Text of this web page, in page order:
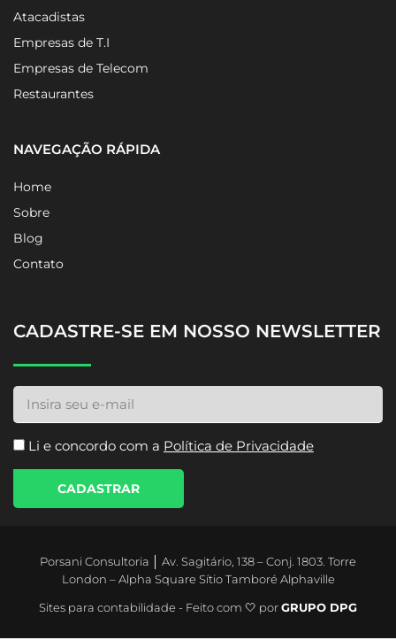
Atacadistas
Empresas de T.I
Empresas de Telecom
Restaurantes
NAVEGAÇÃO RÁPIDA
Home
Sobre
Blog
Contato
CADASTRE-SE EM NOSSO NEWSLETTER
Li e concordo com a Política de Privacidade
CADASTRAR
Porsani Consultoria │ Av. Sagitário, 138 – Conj. 1803. Torre
London – Alpha Square Sítio Tamboré Alphaville
Sites para contabilidade - Feito com 🤍 porGRUPO DPG